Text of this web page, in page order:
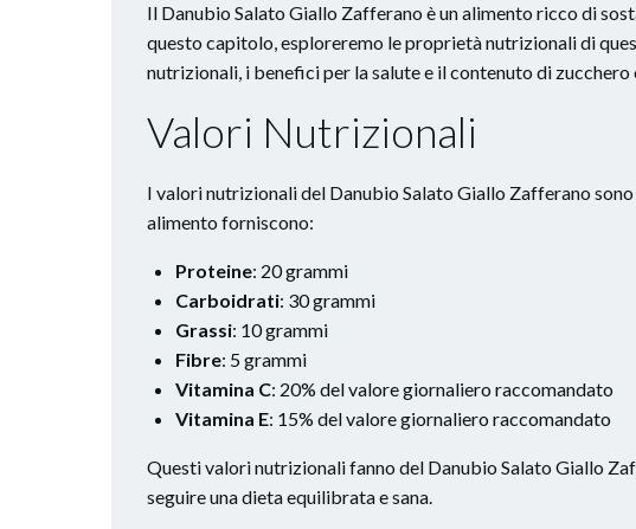
Il Danubio Salato Giallo Zafferano è un alimento ricco di
questo capitolo, esploreremo le proprietà nutrizionali di
nutrizionali, i benefici per la salute e il contenuto di zucchero
Valori Nutrizionali
I valori nutrizionali del Danubio Salato Giallo Zafferano
alimento forniscono:
Proteine: 20 grammi
Carboidrati: 30 grammi
Grassi: 10 grammi
Fibre: 5 grammi
Vitamina C: 20% del valore giornaliero raccomandato
Vitamina E: 15% del valore giornaliero raccomandato
Questi valori nutrizionali fanno del Danubio Salato Giallo
seguire una dieta equilibrata e sana.